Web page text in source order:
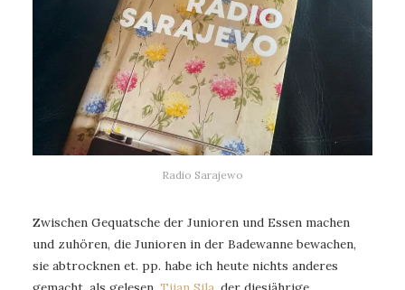
Radio Sarajewo
Zwischen Gequatsche der Junioren und Essen machen
und zuhören, die Junioren in der Badewanne bewachen,
sie abtrocknen et. pp. habe ich heute nichts anderes